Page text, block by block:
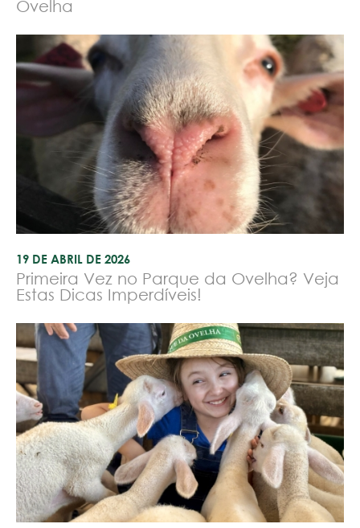
Ovelha
19 DE ABRIL DE 2026
Primeira Vez no Parque da Ovelha? Veja
Estas Dicas Imperdíveis!